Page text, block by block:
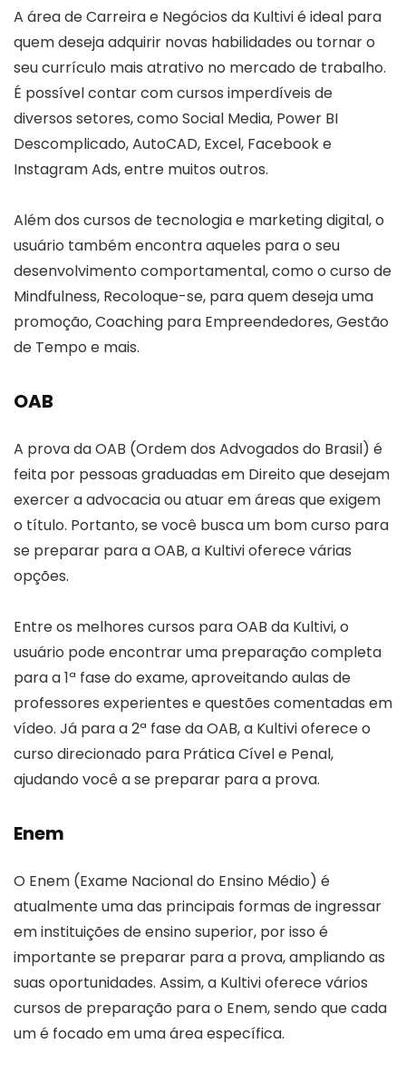
A área de Carreira e Negócios da Kultivi é ideal para
quem deseja adquirir novas habilidades ou tornar o
seu currículo mais atrativo no mercado de trabalho.
É possível contar com cursos imperdíveis de
diversos setores, como Social Media, Power BI
Descomplicado, AutoCAD, Excel, Facebook e
Instagram Ads, entre muitos outros.
Além dos cursos de tecnologia e marketing digital, o
usuário também encontra aqueles para o seu
desenvolvimento comportamental, como o curso de
Mindfulness, Recoloque-se, para quem deseja uma
promoção, Coaching para Empreendedores, Gestão
de Tempo e mais.
OAB
A prova da OAB (Ordem dos Advogados do Brasil) é
feita por pessoas graduadas em Direito que desejam
exercer a advocacia ou atuar em áreas que exigem
o título. Portanto, se você busca um bom curso para
se preparar para a OAB, a Kultivi oferece várias
opções.
Entre os melhores cursos para OAB da Kultivi, o
usuário pode encontrar uma preparação completa
para a 1ª fase do exame, aproveitando aulas de
professores experientes e questões comentadas em
vídeo. Já para a 2ª fase da OAB, a Kultivi oferece o
curso direcionado para Prática Cível e Penal,
ajudando você a se preparar para a prova.
Enem
O Enem (Exame Nacional do Ensino Médio) é
atualmente uma das principais formas de ingressar
em instituições de ensino superior, por isso é
importante se preparar para a prova, ampliando as
suas oportunidades. Assim, a Kultivi oferece vários
cursos de preparação para o Enem, sendo que cada
um é focado em uma área específica.